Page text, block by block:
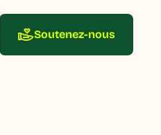
Soutenez-nous